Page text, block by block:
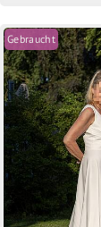
Gebraucht